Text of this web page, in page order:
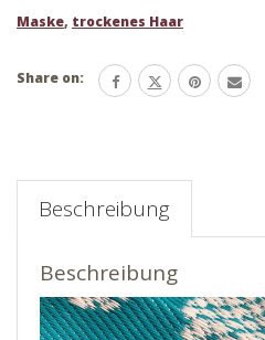
Maske, trockenes Haar
Share on:
Beschreibung
Beschreibung